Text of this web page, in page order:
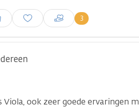
3
om een reactie te
Viola, ook zeer goede ervaringen